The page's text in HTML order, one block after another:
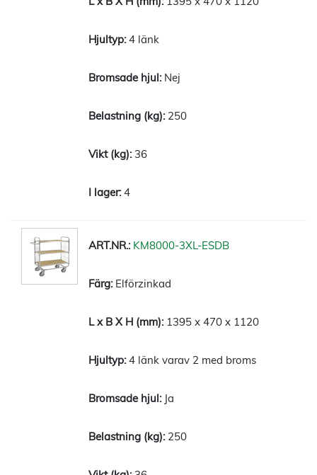
4 länk
Nej
250
36
4
KM8000-3XL-ESDB
Elförzinkad
1395 x 470 x 1120
4 länk varav 2 med broms
Ja
250